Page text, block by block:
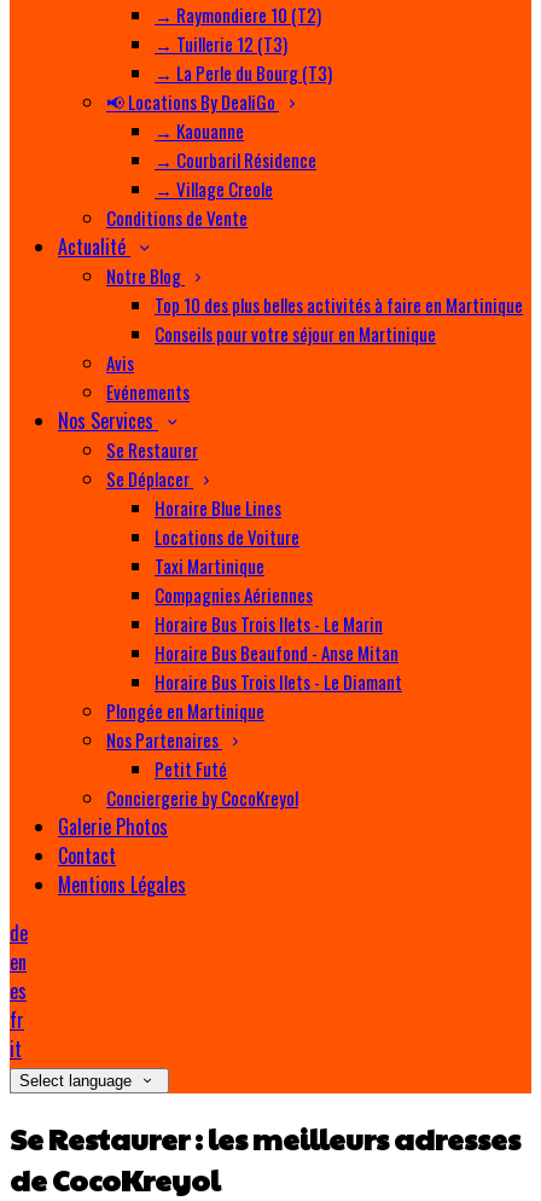
→ Raymondiere 10 (T2)
→ Tuillerie 12 (T3)
→ La Perle du Bourg (T3)
📢 Locations By DealiGo
→ Kaouanne
→ Courbaril Résidence
→ Village Creole
Conditions de Vente
Actualité
Notre Blog
Top 10 des plus belles activités à faire en Martinique
Conseils pour votre séjour en Martinique
Avis
Evénements
Nos Services
Se Restaurer
Se Déplacer
Horaire Blue Lines
Locations de Voiture
Taxi Martinique
Compagnies Aériennes
Horaire Bus Trois Ilets - Le Marin
Horaire Bus Beaufond - Anse Mitan
Horaire Bus Trois Ilets - Le Diamant
Plongée en Martinique
Nos Partenaires
Petit Futé
Conciergerie by CocoKreyol
Galerie Photos
Contact
Mentions Légales
de
en
es
fr
it
Select language
Se Restaurer : les meilleurs adresses
de CocoKreyol